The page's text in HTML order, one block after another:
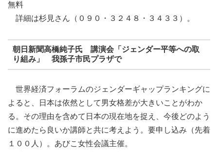
無料
詳細は杉見さん（０９０・３２４８・３４３３）。
朝日新聞高橋純子氏 講演会「ジェンダー平等への取
り組み」 我孫子市民プラザで
世界経済フォーラムのジェンダーギャップランキングに
よると、日本は依然として男女格差が大きいことがわか
る。その理由を含めて日本の現在地を捉え、今後どのよう
に進めたら良いか講師と共に考えよう。要申し込み（先着
１００人）。あびこ女性会議主催。